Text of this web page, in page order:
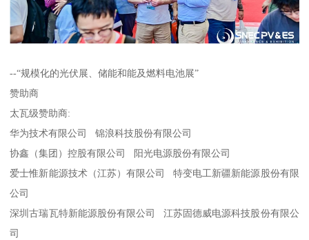
--“规模化的光伏展、储能和能及燃料电池展”
赞助商
太瓦级赞助商:
华为技术有限公司 锦浪科技股份有限公司
协鑫（集团）控股有限公司 阳光电源股份有限公司
爱士惟新能源技术（江苏）有限公司 特变电工新疆新能源股份有限
公司
深圳古瑞瓦特新能源股份有限公司 江苏固德威电源科技股份有限公
司